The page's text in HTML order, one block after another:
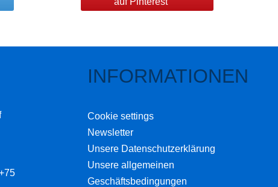
INFORMATIONEN
Cookie settings
Newsletter
Unsere Datenschutzerklärung
Unsere allgemeinen
Geschäftsbedingungen